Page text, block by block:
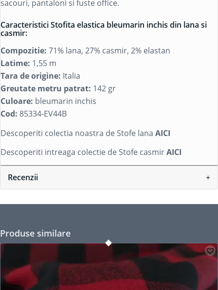
sacouri, pantaloni si fuste office.
Caracteristici Stofita elastica bleumarin inchis din lana si
casmir:
Compozitie: 71% lana, 27% casmir, 2% elastan
Latime: 1,55 m
Tara de origine: Italia
Greutate metru patrat: 142 gr
Culoare: bleumarin inchis
Cod: 85334-EV44B
Descoperiti colectia noastra de Stofe lana AICI
Descoperiti intreaga colectie de Stofe casmirAICI
Recenzii
Produse similare